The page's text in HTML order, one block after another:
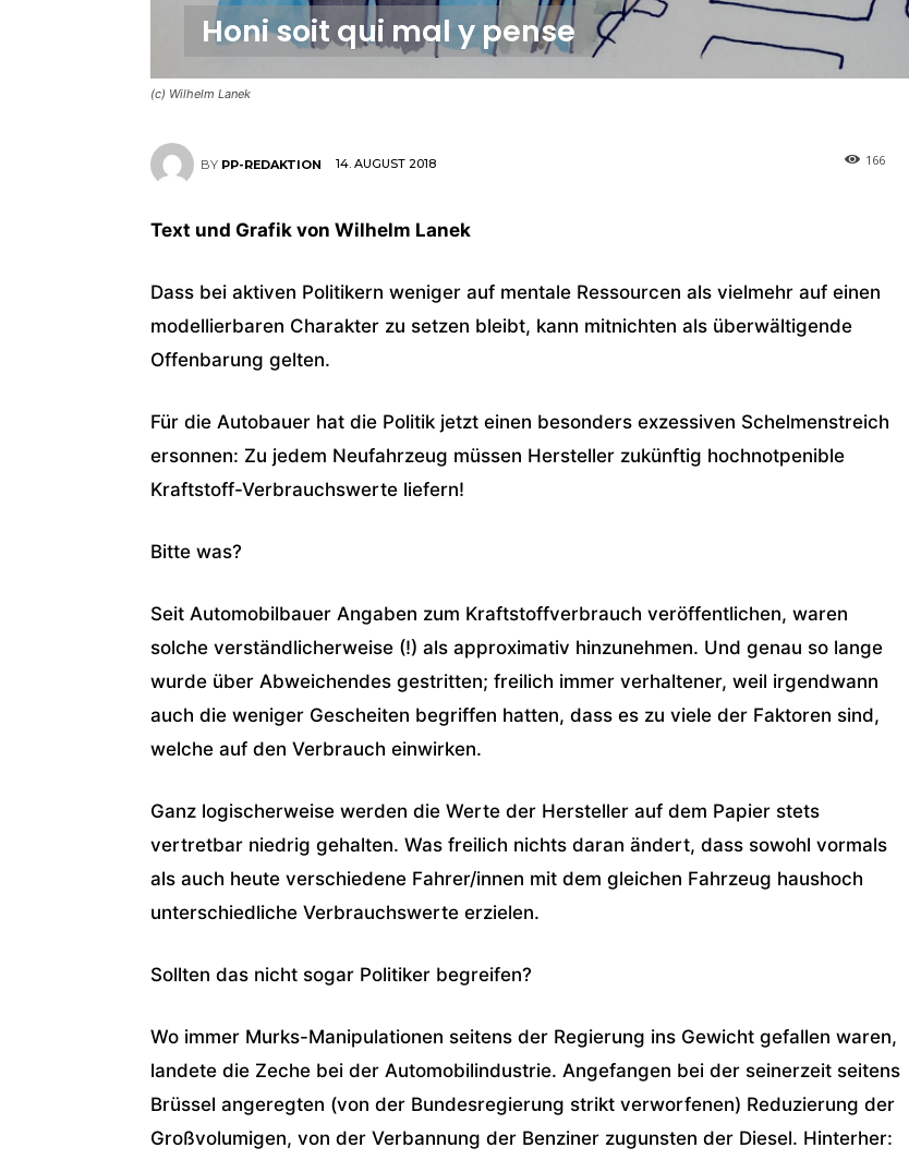
(c) Wilhelm Lanek
Honi soit qui mal y pense
BY PP-REDAKTION 14. AUGUST 2018 166
Text und Grafik von Wilhelm Lanek
Dass bei aktiven Politikern weniger auf mentale Ressourcen als vielmehr auf einen
modellierbaren Charakter zu setzen bleibt, kann mitnichten als überwältigende
Offenbarung gelten.
Für die Autobauer hat die Politik jetzt einen besonders exzessiven Schelmenstreich
ersonnen: Zu jedem Neufahrzeug müssen Hersteller zukünftig hochnotpenible
Kraftstoff-Verbrauchswerte liefern!
Bitte was?
Seit Automobilbauer Angaben zum Kraftstoffverbrauch veröffentlichen, waren
solche verständlicherweise (!) als approximativ hinzunehmen. Und genau so lange
wurde über Abweichendes gestritten; freilich immer verhaltener, weil irgendwann
auch die weniger Gescheiten begriffen hatten, dass es zu viele der Faktoren sind,
welche auf den Verbrauch einwirken.
Ganz logischerweise werden die Werte der Hersteller auf dem Papier stets
vertretbar niedrig gehalten. Was freilich nichts daran ändert, dass sowohl vormals
als auch heute verschiedene Fahrer/innen mit dem gleichen Fahrzeug haushoch
unterschiedliche Verbrauchswerte erzielen.
Sollten das nicht sogar Politiker begreifen?
Wo immer Murks-Manipulationen seitens der Regierung ins Gewicht gefallen waren,
landete die Zeche bei der Automobilindustrie. Angefangen bei der seinerzeit seitens
Brüssel angeregten (von der Bundesregierung strikt verworfenen) Reduzierung der
Großvolumigen, von der Verbannung der Benziner zugunsten der Diesel. Hinterher: